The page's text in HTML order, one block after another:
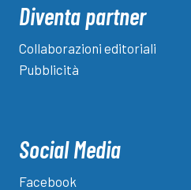
Diventa partner
Collaborazioni editoriali
Pubblicità
Social Media
Facebook